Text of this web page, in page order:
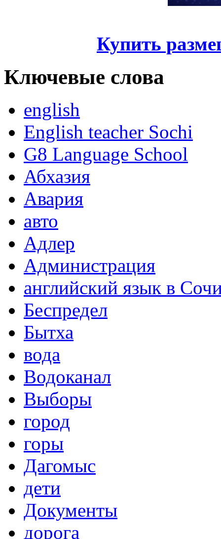
Купить
Ключевые слова
english
English teacher Sochi
G8 Language School
Абхазия
Авария
авто
Адлер
Администрация
английский язык в
Беспредел
Бытха
вода
Водоканал
Выборы
город
горы
Дагомыс
дети
Документы
дорога